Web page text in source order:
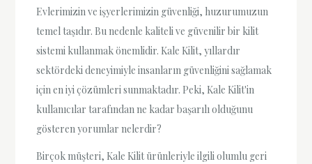
Evlerimizin ve işyerlerimizin güvenliği, huzurumuzun
temel taşıdır. Bu nedenle kaliteli ve güvenilir bir kilit
sistemi kullanmak önemlidir. Kale Kilit, yıllardır
sektördeki deneyimiyle insanların güvenliğini sağlamak
için en iyi çözümleri sunmaktadır. Peki, Kale Kilit'in
kullanıcılar tarafından ne kadar başarılı olduğunu
gösteren yorumlar nelerdir?
Birçok müşteri, Kale Kilit ürünleriyle ilgili olumlu geri